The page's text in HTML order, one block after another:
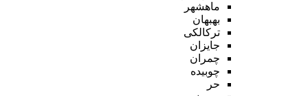
ماهشهر
بهبهان
ترکالکی
جایزان
چمران
چوبیده
حر